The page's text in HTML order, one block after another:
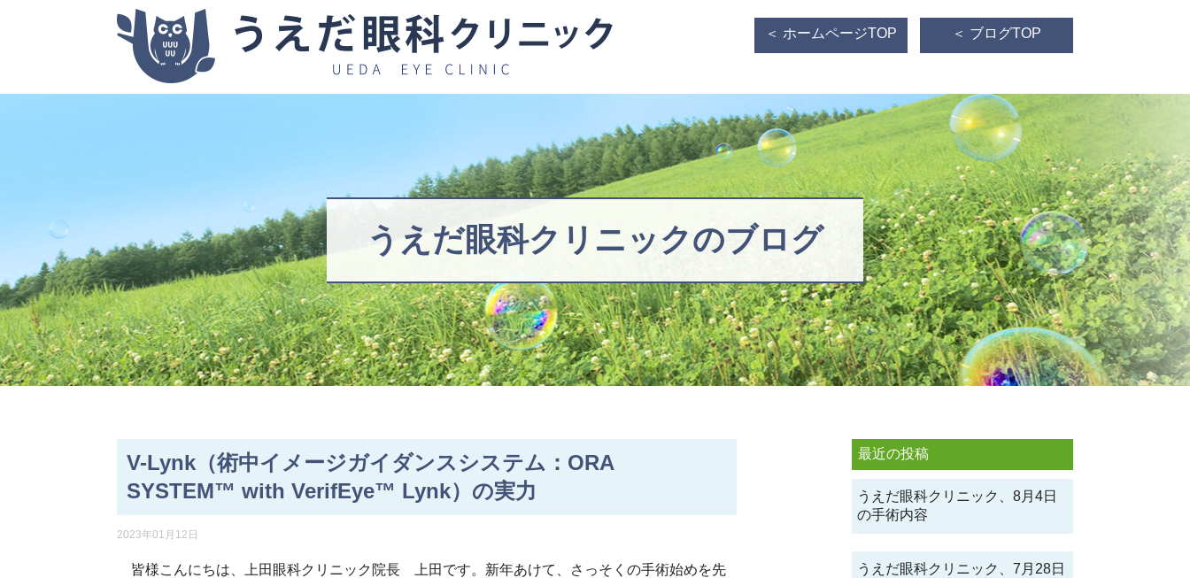
＜ ホームページTOP ＜ ブログTOP
うえだ眼科クリニックのブログ
最近の投稿
うえだ眼科クリニック、8月4日
の手術内容
うえだ眼科クリニック、7月28日
V-Lynk（術中イメージガイダンスシステム：ORA
SYSTEM™ with VerifEye™ Lynk）の実力
2023年01月12日
皆様こんにちは、上田眼科クリニック院長 上田です。新年あけて、さっそくの手術始めを先